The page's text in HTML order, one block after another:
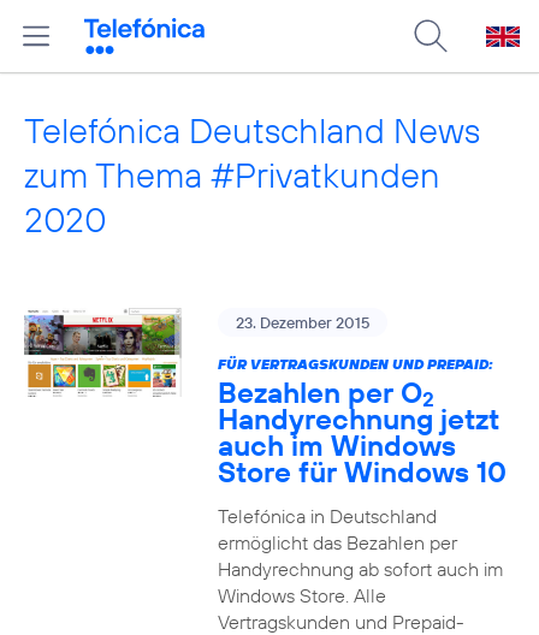
Telefónica Deutschland News
zum Thema #Privatkunden
2020
23. Dezember 2015
FÜR VERTRAGSKUNDEN UND PREPAID:
Bezahlen per O2
Handyrechnung jetzt
auch im Windows
Store für Windows 10
Telefónica in Deutschland
ermöglicht das Bezahlen per
Handyrechnung ab sofort auch im
Windows Store. Alle
Vertragskunden und Prepaid-